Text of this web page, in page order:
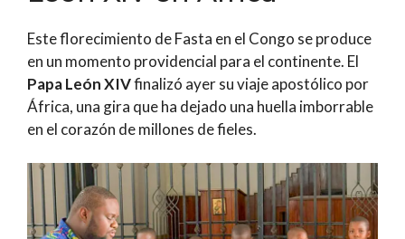
Este florecimiento de Fasta en el Congo se produce
en un momento providencial para el continente. El
Papa León XIVfinalizó ayer su viaje apostólico por
África, una gira que ha dejado una huella imborrable
en el corazón de millones de fieles.